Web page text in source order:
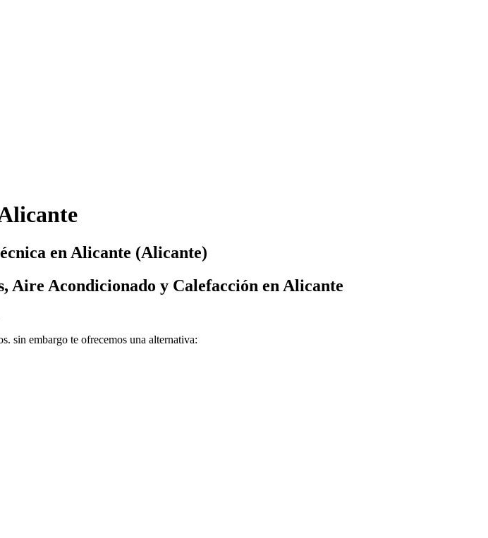
en Alicante (Alicante)
Aire Acondicionado y Calefacción en Alicante
sin embargo te ofrecemos una alternativa: